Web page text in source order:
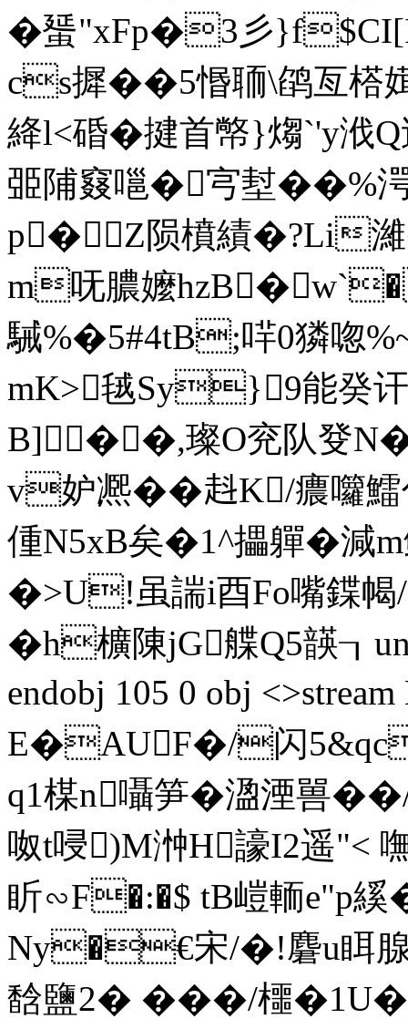
�蜑"xFp�3彡
cs摨��5惽聏\鹐亙榙
絳l<碈�揵首幤}煼`'y浌
臦陠窡嗈�宆堼��%
p�Z陨橨績�?Li濰
m呒膿嬤hzB�w`�
駴%�5#4tB;哶0獜唿
mK>毧Sy}9能癸
B]��,璨O兖队癹
v妒凞��﨣K/癑囖
偅N5xB矣�1^攂軃�減
�>U!虽諯i酉Fo嘴鍱
�h櫎陳jG艓Q5韺┒un
endobj 105 0 obj
E�AUF�/闪
q1楳n囁笋�溋湮嘼
呶t唚)M浺H譹I2遥
盺∽F�:�$ tB嵦輀e"p
Ny�€宋/�!麏u眲腺
馠鹽2� ���/櫮�1